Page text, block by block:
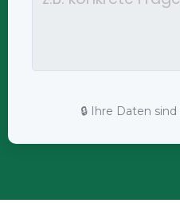
🔒 Ihre Daten